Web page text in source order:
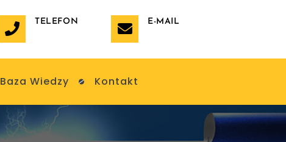
TELEFON E-MAIL
Baza Wiedzy Kontakt